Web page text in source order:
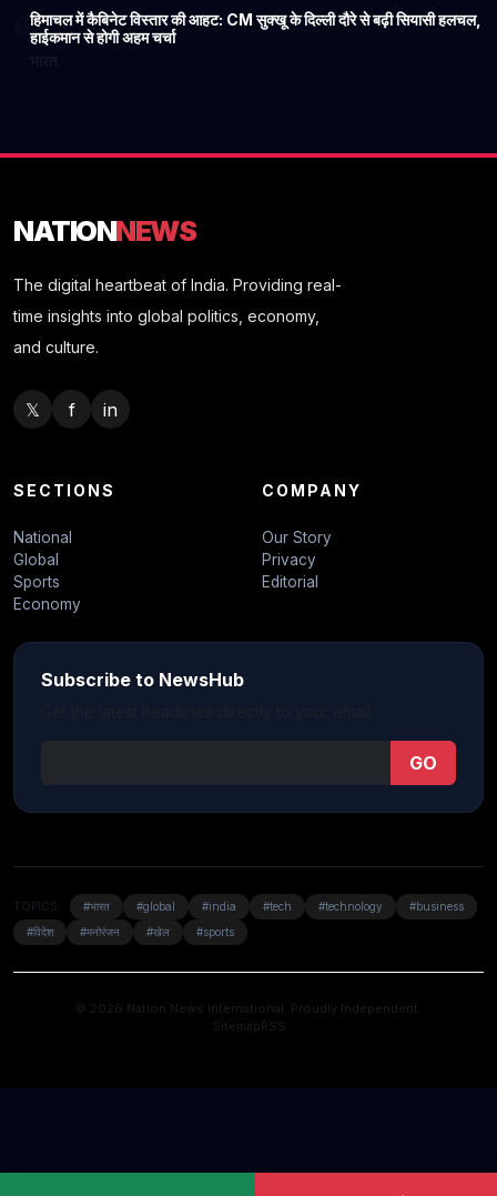
6हिमाचल में कैबिनेट विस्तार की आहट: CM सुक्खू के दिल्ली दौरे से बढ़ी सियासी हलचल,
हाईकमान से होगी अहम चर्चा
NATIONNEWS
The digital heartbeat of India. Providing real-
time insights into global politics, economy,
and culture.
𝕏 f in
SECTIONS
National
Global
Sports
Economy
COMPANY
Our Story
Privacy
Editorial
Subscribe to NewsHub
GO
TOPICS: #भारत #global #india #tech #technology
#business
#विदेश
#मनोरंजन #खेल #sports
© 2026 Nation News International. Proudly Independent.
SitemapRSS